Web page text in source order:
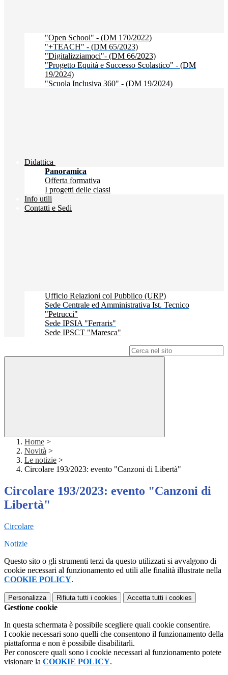
"Open School" - (DM 170/2022)
"+TEACH" - (DM 65/2023)
"Digitalizziamoci"- (DM 66/2023)
"Progetto Equità e Successo Scolastico" - (DM
19/2024)
"Scuola Inclusiva 360" - (DM 19/2024)
Didattica
Panoramica
Offerta formativa
I progetti delle classi
Info utili
Contatti e Sedi
Ufficio Relazioni col Pubblico (URP)
Sede Centrale ed Amministrativa Ist. Tecnico
"Petrucci"
Sede IPSIA "Ferraris"
Sede IPSCT "Maresca"
Home >
Novità >
Le notizie >
Circolare 193/2023: evento "Canzoni di Libertà"
Circolare 193/2023: evento "Canzoni di
Libertà"
Circolare
Notizie
Questo sito o gli strumenti terzi da questo utilizzati si avvalgono di
cookie necessari al funzionamento ed utili alle finalità illustrate nella
COOKIE POLICY.
Personalizza Rifiuta tutti i cookies Accetta tutti i cookies
Gestione cookie
In questa schermata è possibile scegliere quali cookie consentire.
I cookie necessari sono quelli che consentono il funzionamento della
piattaforma e non è possibile disabilitarli.
Per conoscere quali sono i cookie necessari al funzionamento potete
visionare la COOKIE POLICY.